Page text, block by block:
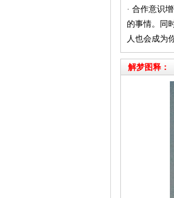
· 合作意识
的事情。同
人也会成为
解梦图释：